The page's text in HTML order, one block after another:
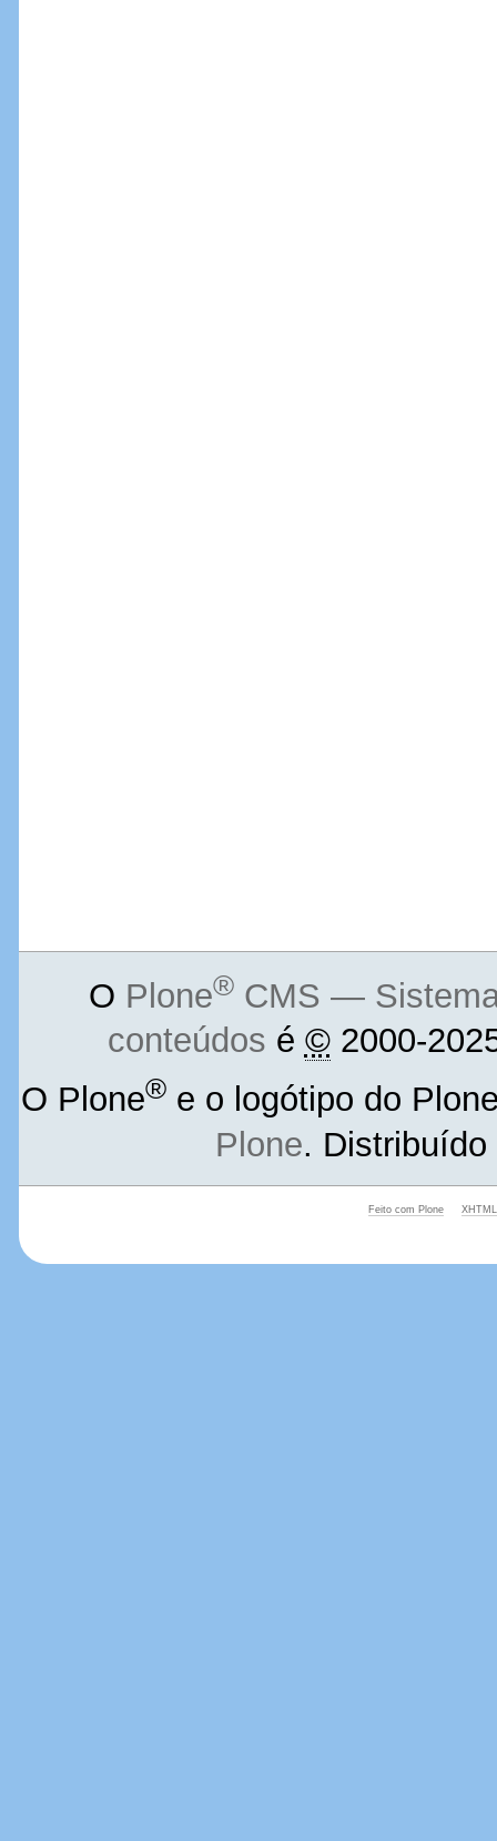
O Plone®CMS — Sistema
conteúdos é ©2000-
O Plone® e o logótipo do
Plone.
Feito com Plone